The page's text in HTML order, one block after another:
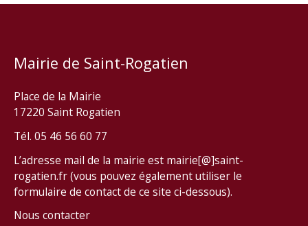
Mairie de Saint-Rogatien
Place de la Mairie
17220 Saint Rogatien
Tél. 05 46 56 60 77
L’adresse mail de la mairie est mairie[@]saint-
rogatien.fr (vous pouvez également utiliser le
formulaire de contact de ce site ci-dessous).
Nous contacter